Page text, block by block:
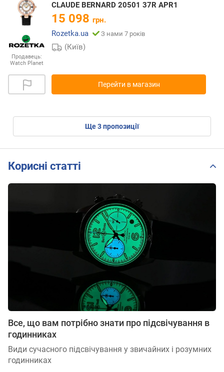
Продавець:
Watch Planet
CLAUDE BERNARD 20501 37R APR1
15 098 грн.
Rozetka.ua
З нами 7 років
(Київ)
Перейти в магазин
ще3пропозиції
Корисні статті
Все, що вам потрібно знати про підсвічування в
годинниках
Види сучасного підсвічування у звичайних і розумних
годинниках